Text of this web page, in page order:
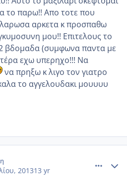
το παρω!! Απο τοτε που
αρκετα κ προσπαθω
μου!! Επιτελους το
βδομαδα (συμφωνα παντα με
εχω υπερηχο!!! Να
να πρηξω κ λιγο τον γιατρο
το αγγελουδακι μουυυυ
201313 yr